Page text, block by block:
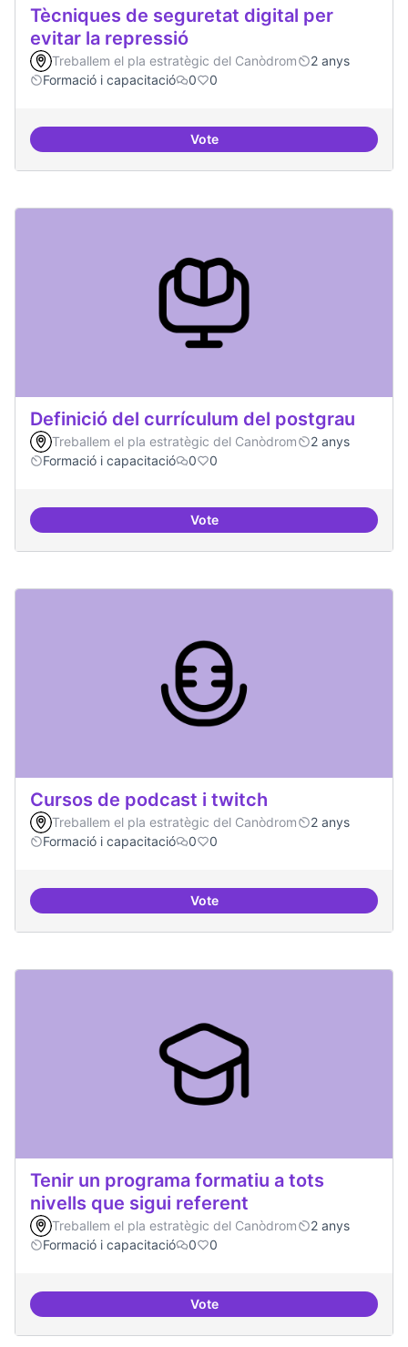
Tècniques de seguretat digital per
evitar la repressió
Treballem el pla estratègic del Canòdrom
2 anys
Formació i capacitació
0 0
VoteTècniques de seguretat digital
Definició del currículum del postgrau
Treballem el pla estratègic del Canòdrom
2 anys
Formació i capacitació
0 0
VoteDefinició del currículum del
Cursos de podcast i twitch
Treballem el pla estratègic del Canòdrom
2 anys
Formació i capacitació
0 0
VoteCursos de podcast i twitch
Tenir un programa formatiu a tots
nivells que sigui referent
Treballem el pla estratègic del Canòdrom
2 anys
Formació i capacitació
0 0
VoteTenir un programa formatiu a